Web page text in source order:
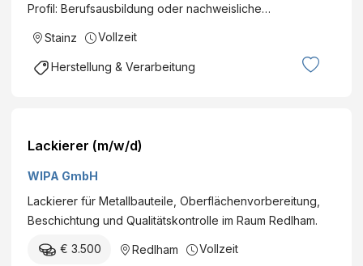
Profil: Berufsausbildung oder nachweisliche…
Stainz Vollzeit
Herstellung & Verarbeitung
Lackierer (m/w/d)
WIPA GmbH
Lackierer für Metallbauteile, Oberflächenvorbereitung,
Beschichtung und Qualitätskontrolle im Raum Redlham.
€ 3.500 Redlham Vollzeit